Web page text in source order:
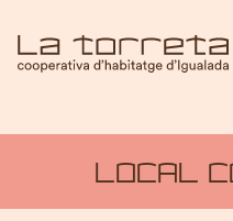
QUI SOM?
LOCAL